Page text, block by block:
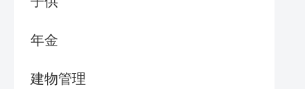
年金
建物管理